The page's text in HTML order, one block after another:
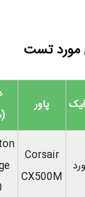
مورد تست
پاور
Corsair
CX500M